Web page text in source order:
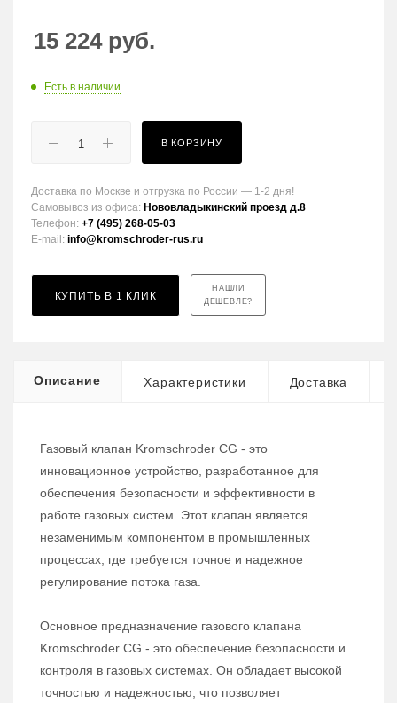
15 224руб.
Есть в наличии
В КОРЗИНУ
Доставка по Москве и отгрузка по России — 1-2 дня!
Самовывоз из офиса: Нововладыкинский проезд д.8
Телефон: +7 (495) 268-05-03
E-mail: info@kromschroder-rus.ru
КУПИТЬ В 1 КЛИК
НАШЛИ
ДЕШЕВЛЕ?
Описание Характеристики Доставка
Газовый клапан Kromschroder CG - это
инновационное устройство, разработанное для
обеспечения безопасности и эффективности в
работе газовых систем. Этот клапан является
незаменимым компонентом в промышленных
процессах, где требуется точное и надежное
регулирование потока газа.
Основное предназначение газового клапана
Kromschroder CG - это обеспечение безопасности и
контроля в газовых системах. Он обладает высокой
точностью и надежностью, что позволяет